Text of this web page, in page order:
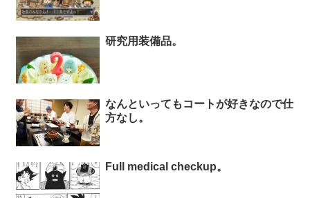
研究用装備品。
なんといってもコートが好きなので仕
方なし。
Full medical checkup。